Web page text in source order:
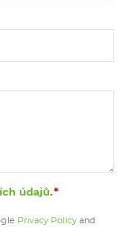
údajů.
Privacy Policy and